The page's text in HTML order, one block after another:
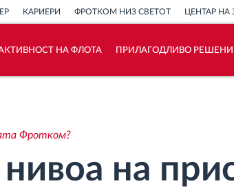
КАРИЕРИ ФРОТКОМ НИЗ СВЕТОТ ЦЕНТАР НА
НА ФЛОТА ПРИЛАГОДЛИВО
Фротком?
на